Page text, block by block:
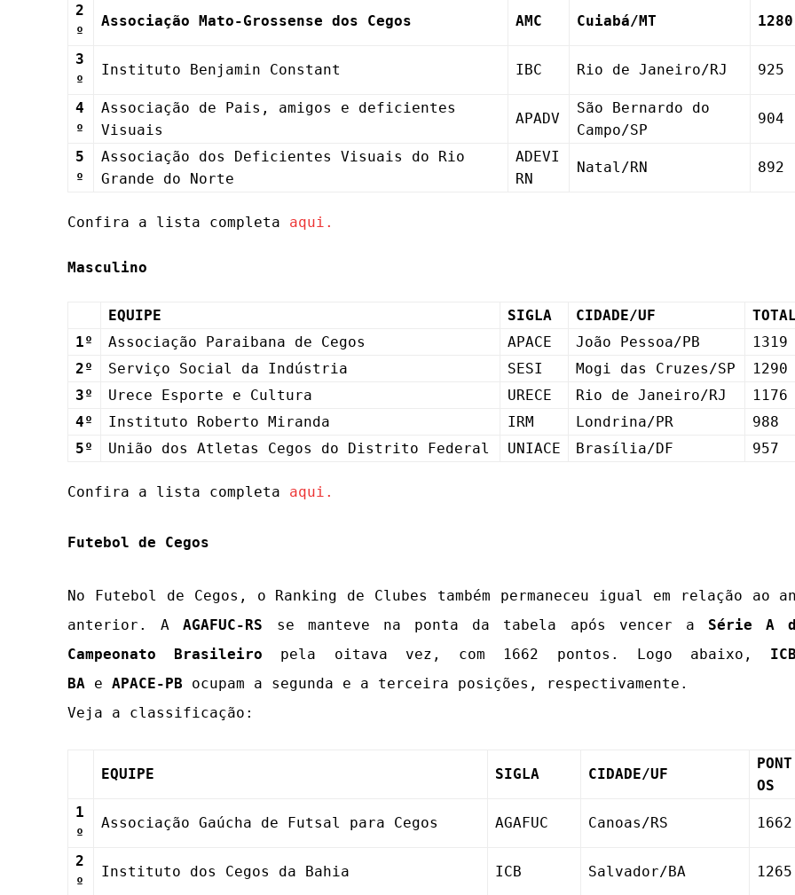
2
º
Associação Mato-Grossense dos Cegos AMC Cuiabá/MT 1280
3
º
Instituto Benjamin Constant IBC Rio de Janeiro/RJ 925
4
º
Associação de Pais, amigos e deficientes
Visuais
APADV
São Bernardo do
Campo/SP
904
5
º
Associação dos Deficientes Visuais do Rio
Grande do Norte
ADEVI
RN
Natal/RN 892
Confira a lista completa aqui.
Masculino
EQUIPE SIGLA CIDADE/UF
TOTAL
1º
Associação Paraibana de Cegos APACE João Pessoa/PB
1319
2º
Serviço Social da Indústria SESI Mogi das Cruzes/SP
1290
3º
Urece Esporte e Cultura URECE Rio de Janeiro/RJ
1176
4º
Instituto Roberto Miranda IRM Londrina/PR
988
5º
União dos Atletas Cegos do Distrito Federal UNIACE Brasília/DF 957
Confira a lista completa aqui.
Futebol de Cegos
No Futebol de Cegos, o Ranking de Clubes também permaneceu igual em relação ao
anterior. AAGAFUC-RS se manteve na ponta da tabela após vencer a Série A
Campeonato Brasileiro pela oitava vez, com 1662 pontos. Logo abaixo,
BA e APACE-PB ocupam a segunda e a terceira posições, respectivamente.
Veja a classificação:
EQUIPE SIGLA CIDADE/UF
PONT
OS
1
º
Associação Gaúcha de Futsal para Cegos AGAFUC Canoas/RS 1662
2
º
Instituto dos Cegos da Bahia ICB Salvador/BA 1265